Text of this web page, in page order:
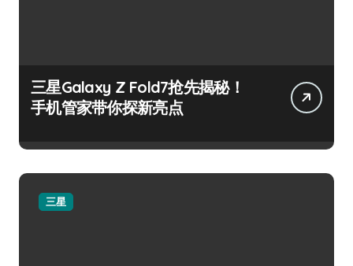
三星Galaxy Z Fold7抢先揭秘！
手机管家带你探新亮点
三星